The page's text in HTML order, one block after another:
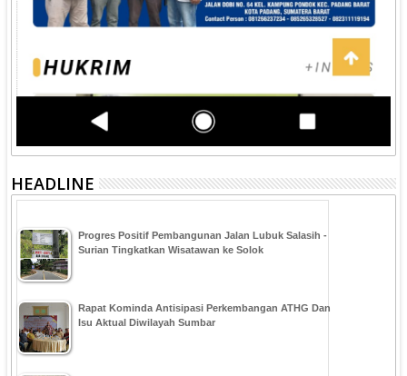
HEADLINE
Progres Positif Pembangunan Jalan Lubuk Salasih -
Surian Tingkatkan Wisatawan ke Solok
Rapat Kominda Antisipasi Perkembangan ATHG Dan
Isu Aktual Diwilayah Sumbar